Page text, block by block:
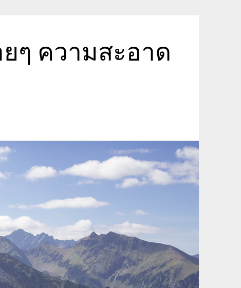
ๆ ความสะอาด